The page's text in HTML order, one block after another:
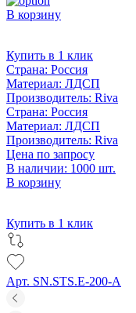
В корзину
Купить в 1 клик
Страна: Россия
Материал: ЛДСП
Производитель: Riva
Страна: Россия
Материал: ЛДСП
Производитель: Riva
Цена по запросу
В наличии: 1000 шт.
В корзину
Купить в 1 клик
Арт. SN.STS.E-200-A